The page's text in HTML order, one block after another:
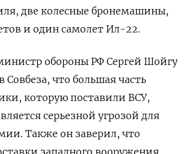
две колесные бронемашины,
и один самолет Ил-22.
обороны РФ Сергей Шойгу
Совбеза, что большая часть
которую поставили ВСУ,
серьезной угрозой для
Также он заверил, что